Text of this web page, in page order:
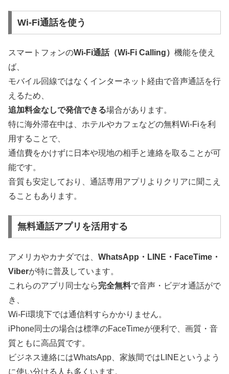
Wi-Fi通話を使う
スマートフォンのWi-Fi通話（Wi-Fi Calling） 機能を使え
ば、
モバイル回線ではなくインターネット経由で音声通話を行
えるため、
追加料金なしで発信できる場合があります。
特に海外滞在中は、ホテルやカフェなどの無料Wi-Fiを利
用することで、
通信費をかけずに日本や現地の相手と連絡を取ることが可
能です。
音質も安定しており、通話専用アプリよりクリアに聞こえ
ることもあります。
無料通話アプリを活用する
アメリカやカナダでは、 WhatsApp・LINE・FaceTime・
Viberが特に普及しています。
これらのアプリ同士なら完全無料で音声・ビデオ通話がで
き、
Wi-Fi環境下では通信料すらかかりません。
iPhone同士の場合は標準のFaceTimeが便利で、画質・音
質ともに高品質です。
ビジネス連絡にはWhatsApp、家族間ではLINEというよう
に使い分ける人も多くいます。